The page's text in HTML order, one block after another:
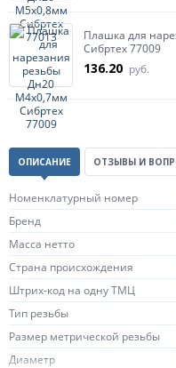
Плашка для
Сибртех 77009
136.20 руб.
ОПИСАНИЕ ОТЗЫВЫ И
Номенклатурный номер
Бренд
Масса нетто
Страна происхождения
Штрих-код на одну ТМЦ
Тип резьбы
Размер метрической резьбы
Диаметр